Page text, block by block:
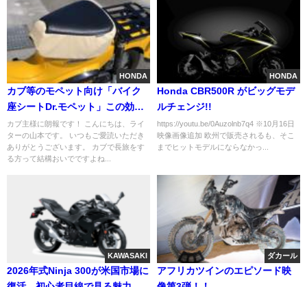
HONDA
カブ等のモペット向け「バイク
座シートDr.モペット」この効果
が凄い
カブ主様に朗報です！ こんにちは、ライ
ターの山本です。 いつもご愛読いただき
ありがとうございます。 カブで長旅をす
る方って結構おいでですよね...
HONDA
Honda CBR500R がビッグモデ
ルチェンジ!!
https://youtu.be/0Auzolnb7q4 ※10月16日
映像画像追加 欧州で販売されるも、そこ
までヒットモデルにならなかっ...
KAWASAKI
2026年式Ninja 300が米国市場に
ダカール
アフリカツインのエピソード映